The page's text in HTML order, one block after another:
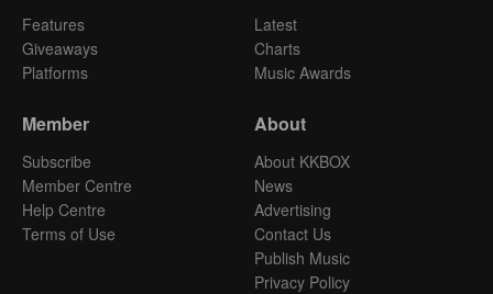
Features
Giveaways
Platforms
Latest
Charts
Music Awards
Member
Subscribe
Member Centre
Help Centre
Terms of Use
About
About KKBOX
News
Advertising
Contact Us
Publish Music
Privacy Policy